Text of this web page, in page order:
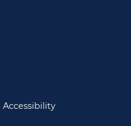
Accessibility​​